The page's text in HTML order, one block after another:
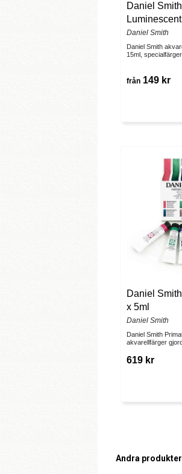
Daniel
Daniel Smith
Daniel Smith
15ml,
från 149 kr
Daniel
x 5ml
Daniel Smith
Daniel Smith
akvarellfärger
619 kr
Andra